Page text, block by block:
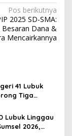
Pos berikutnya
2025 SD-SMA:
Besaran Dana &
Mencairkannya
41 Lubuk
Tiga
Lubuk Linggau
2026,